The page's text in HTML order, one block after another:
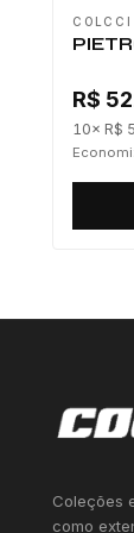
COLCCI
R$
10× R$
Coleções
como